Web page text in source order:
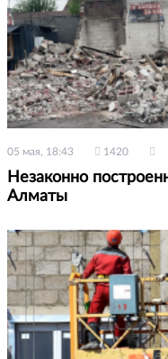
05 мая, 18:43 1420
Незаконно
Алматы